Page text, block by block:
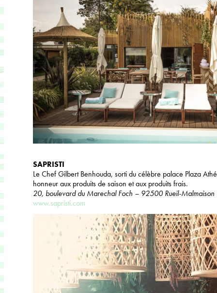
SAPRISTI
Le Chef Gilbert Benhouda, sorti du célèbre palace Plaza
honneur aux produits de saison et aux produits frais.
20, boulevard du Marechal Foch – 92500 Rueil-Malmaison
www.sapristi.com